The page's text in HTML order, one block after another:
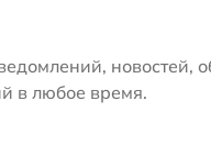
новостей,
в любое время.